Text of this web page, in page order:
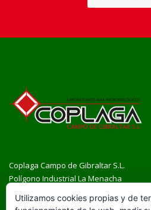
Coplaga Campo de Gibraltar S.L.
Polígono Industrial La Menacha
11205, Algeciras (Cádiz)
Utilizamos cookies propias y de